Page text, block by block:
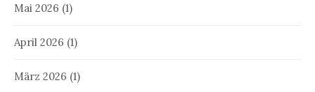
Mai 2026 (1)
April 2026 (1)
März 2026 (1)